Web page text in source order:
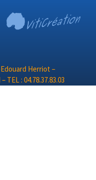
Herriot –
TEL : 04.78.37.83.03